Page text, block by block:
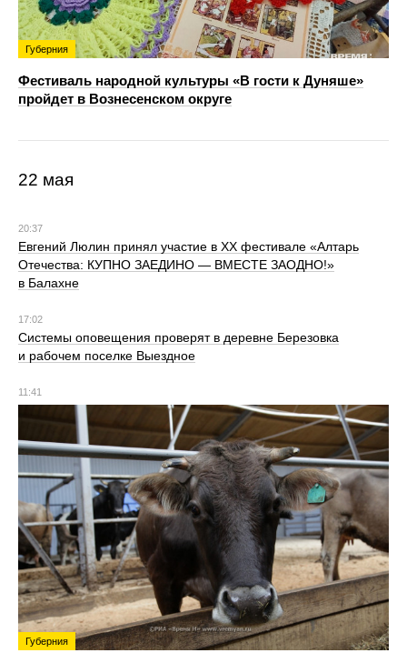
Губерния
Фестиваль народной культуры «В гости к Дуняше»
пройдет в Вознесенском округе
22 мая
20:37
Евгений Люлин принял участие в XX фестивале «Алтарь
Отечества: КУПНО ЗАЕДИНО — ВМЕСТЕ ЗАОДНО!»
в Балахне
17:02
Системы оповещения проверят в деревне Березовка
и рабочем поселке Выездное
11:41
Губерния